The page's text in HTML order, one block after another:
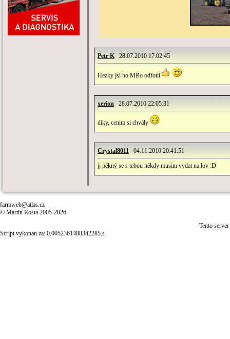
Petr K28.07.2010 17:02:45
Hezky jsi ho Mišo odfotil
xerion 28.07.2010 22:05:31
díky, cenim si chvály
Crystal8011 04.11.2010 20:41:51
jj pěkný se s tebou někdy musim vydat na lov :D
farmweb@atlas.cz
© Martin Rosta 2005-2026
Tento
Script vykonan za: 0.0052361488342285.s